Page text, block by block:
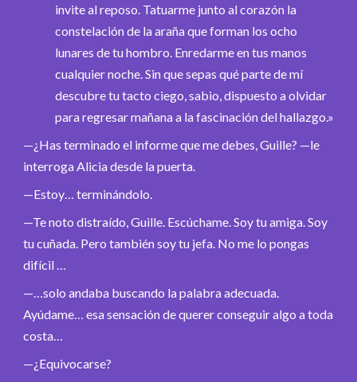
invite al reposo. Tatuarme junto al corazón la
constelación de la araña que forman los ocho
lunares de tu hombro. Enredarme en tus manos
cualquier noche. Sin que sepas qué parte de mí
descubre tu tacto ciego, sabio, dispuesto a olvidar
para regresar mañana a la fascinación del hallazgo.»
—¿Has terminado el informe que me debes, Guille? —le
interroga Alicia desde la puerta.
—Estoy… terminándolo.
—Te noto distraído, Guille. Escúchame. Soy tu amiga. Soy
tu cuñada. Pero también soy tu jefa. No me lo pongas
difícil …
—…solo andaba buscando la palabra adecuada.
Ayúdame… esa sensación de querer conseguir algo a toda
costa…
—¿Equivocarse?